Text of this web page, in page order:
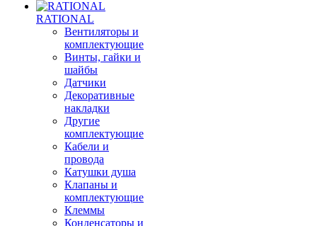
RATIONAL
Вентиляторы и
комплектующие
Винты, гайки и
шайбы
Датчики
Декоративные
накладки
Другие
комплектующие
Кабели и
провода
Катушки душа
Клапаны и
комплектующие
Клеммы
Конденсаторы и